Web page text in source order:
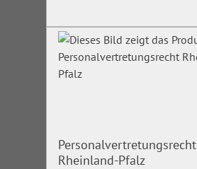
Personalvertretungsrecht
Rheinland-Pfalz